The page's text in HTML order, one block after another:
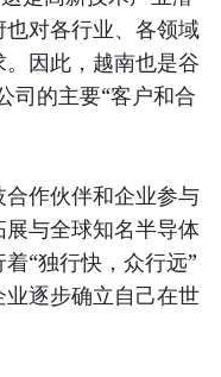
对各行业、各领域
因此，越南也是谷
司的主要“客户和合
作伙伴和企业参与
与全球知名半导体
“独行快，众行远”
逐步确立自己在世